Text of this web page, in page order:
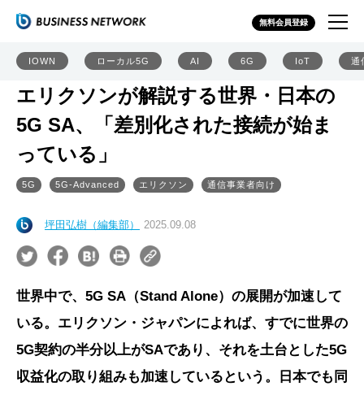
無料会員登録
IOWN ローカル5G AI 6G IoT 通
エリクソンが解説する世界・日本の
5G SA、「差別化された接続が始ま
っている」
5G 5G-Advanced エリクソン 通信事業者向け
坪田弘樹（編集部） 2025.09.08
世界中で、5G SA（Stand Alone）の展開が加速して
いる。エリクソン・ジャパンによれば、すでに世界の
5G契約の半分以上がSAであり、それを土台とした5G
収益化の取り組みも加速しているという。日本でも同